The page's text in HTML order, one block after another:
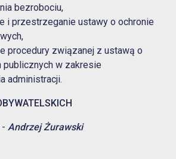
bezrobociu,
i przestrzeganie ustawy o ochronie
procedury związanej z ustawą o
publicznych w zakresie
administracji.
- Andrzej Żurawski